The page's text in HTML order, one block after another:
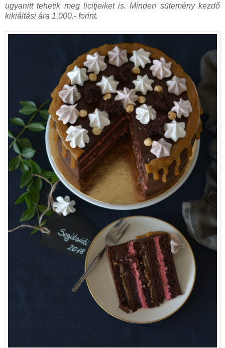
ugyanitt tehetik meg licitjeiket is. Minden sütemény kezdő
kikiáltási ára 1.000.- forint.